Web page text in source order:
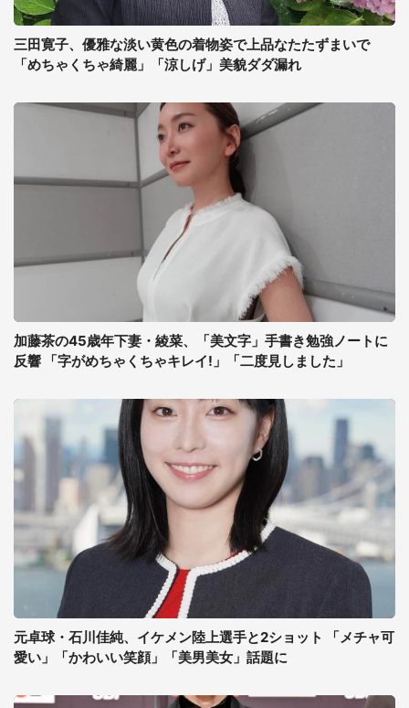
三田寛子、優雅な淡い黄色の着物姿で上品なたたずまいで
「めちゃくちゃ綺麗」「涼しげ」美貌ダダ漏れ
加藤茶の45歳年下妻・綾菜、「美文字」手書き勉強ノートに
反響 「字がめちゃくちゃキレイ!」「二度見しました」
元卓球・石川佳純、イケメン陸上選手と2ショット 「メチャ可
愛い」「かわいい笑顔」「美男美女」話題に